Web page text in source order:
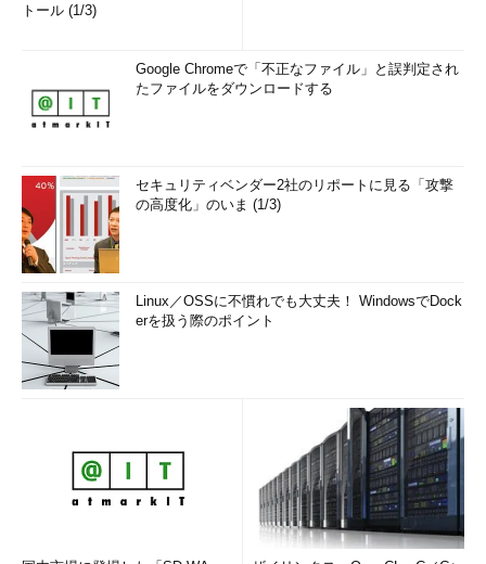
トール (1/3)
Google Chromeで「不正なファイル」と誤判定され
たファイルをダウンロードする
セキュリティベンダー2社のリポートに見る「攻撃
の高度化」のいま (1/3)
Linux／OSSに不慣れでも大丈夫！ WindowsでDock
erを扱う際のポイント